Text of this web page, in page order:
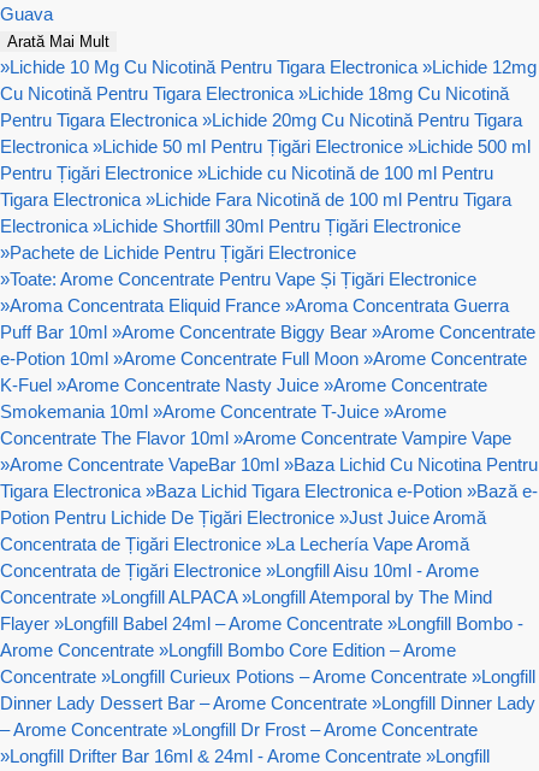
Guava
Arată Mai Mult
»Lichide 10 Mg Cu Nicotină Pentru Tigara Electronica »Lichide 12mg
Cu Nicotină Pentru Tigara Electronica »Lichide 18mg Cu Nicotină
Pentru Tigara Electronica »Lichide 20mg Cu Nicotină Pentru Tigara
Electronica »Lichide 50 ml Pentru Țigări Electronice »Lichide 500 ml
Pentru Țigări Electronice »Lichide cu Nicotină de 100 ml Pentru
Tigara Electronica »Lichide Fara Nicotină de 100 ml Pentru Tigara
Electronica »Lichide Shortfill 30ml Pentru Țigări Electronice
»Pachete de Lichide Pentru Țigări Electronice
»Toate: Arome Concentrate Pentru Vape Și Țigări Electronice
»Aroma Concentrata Eliquid France »Aroma Concentrata Guerra
Puff Bar 10ml »Arome Concentrate Biggy Bear »Arome Concentrate
e-Potion 10ml »Arome Concentrate Full Moon »Arome Concentrate
K-Fuel »Arome Concentrate Nasty Juice »Arome Concentrate
Smokemania 10ml »Arome Concentrate T-Juice »Arome
Concentrate The Flavor 10ml »Arome Concentrate Vampire Vape
»Arome Concentrate VapeBar 10ml »Baza Lichid Cu Nicotina Pentru
Tigara Electronica »Baza Lichid Tigara Electronica e-Potion »Bază e-
Potion Pentru Lichide De Țigări Electronice »Just Juice Aromă
Concentrata de Țigări Electronice »La Lechería Vape Aromă
Concentrata de Țigări Electronice »Longfill Aisu 10ml - Arome
Concentrate »Longfill ALPACA »Longfill Atemporal by The Mind
Flayer »Longfill Babel 24ml – Arome Concentrate »Longfill Bombo -
Arome Concentrate »Longfill Bombo Core Edition – Arome
Concentrate »Longfill Curieux Potions – Arome Concentrate »Longfill
Dinner Lady Dessert Bar – Arome Concentrate »Longfill Dinner Lady
– Arome Concentrate »Longfill Dr Frost – Arome Concentrate
»Longfill Drifter Bar 16ml & 24ml - Arome Concentrate »Longfill